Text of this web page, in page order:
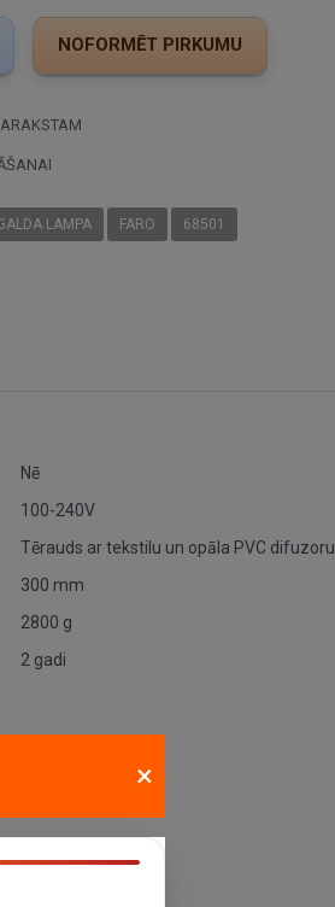
LAMPA FARO 68501
Nē
100-240V
Tērauds ar tekstilu un opāla PVC difuzoru
300 mm
2800 g
2 gadi
×